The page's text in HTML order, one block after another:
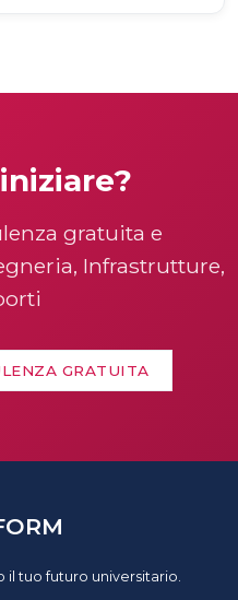
gratuita e
Infrastrutture,
GRATUITA
il tuo futuro universitario.